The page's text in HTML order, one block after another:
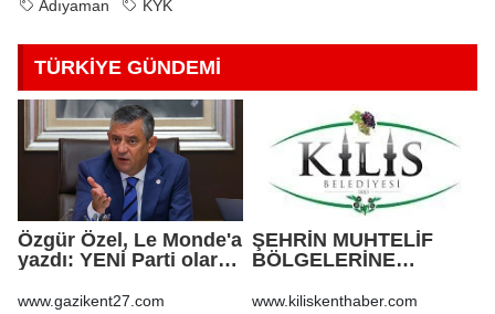
Adıyaman KYK
TÜRKİYE GÜNDEMİ
Özgür Özel, Le Monde'a
yazdı: YENİ Parti olarak
öneriyoruz
www.gazikent27.com
ŞEHRİN MUHTELİF
BÖLGELERİNE
VE BOZULAN
www.kiliskenthaber.com